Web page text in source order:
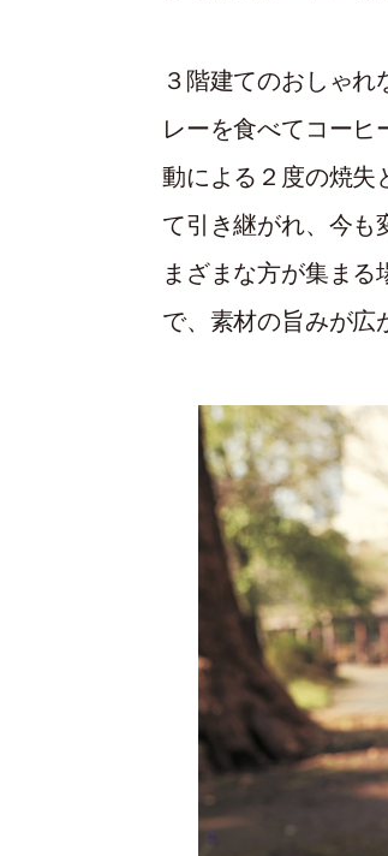
３階建てのおしゃ
レーを食べてコーヒ
動による２度の焼失
て引き継がれ、今も
まざまな方が集ま
で、素材の旨みが広